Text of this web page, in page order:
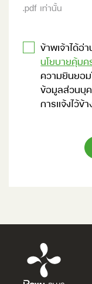
.pdf เท่านั้น
ข้าพเจ้าได้อ่
นโยบายคุ้ม
ความยินยอม
ข้อมูลส่วนบุ
การแจ้งไว้ข้